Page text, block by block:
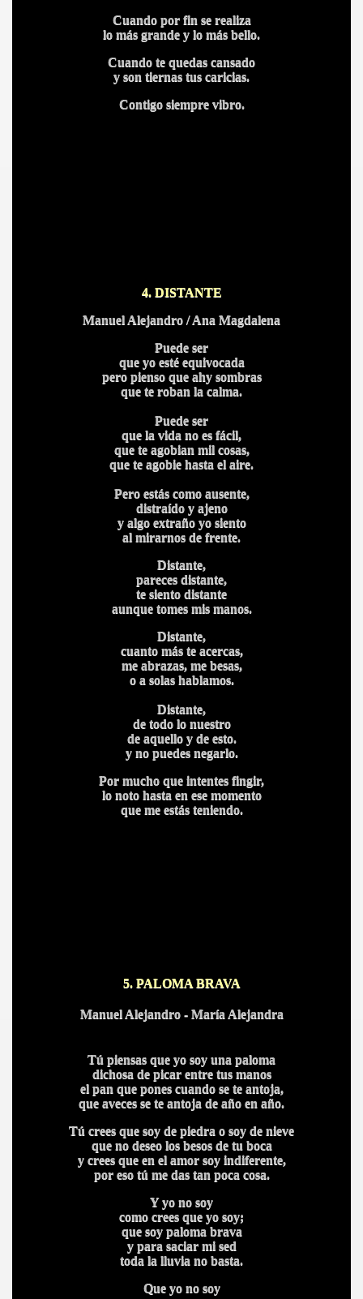
Cuando por fin se realiza
lo más grande y lo más bello.
Cuando te quedas cansado
y son tiernas tus caricias.
Contigo siempre vibro.
4. DISTANTE
Manuel Alejandro / Ana Magdalena
Puede ser
que yo esté equivocada
pero pienso que ahy sombras
que te roban la calma.
Puede ser
que la vida no es fácil,
que te agobian mil cosas,
que te agobie hasta el aire.
Pero estás como ausente,
distraído y ajeno
y algo extraño yo siento
al mirarnos de frente.
Distante,
pareces distante,
te siento distante
aunque tomes mis manos.
Distante,
cuanto más te acercas,
me abrazas, me besas,
o a solas hablamos.
Distante,
de todo lo nuestro
de aquello y de esto.
y no puedes negarlo.
Por mucho que intentes fingir,
lo noto hasta en ese momento
que me estás teniendo.
5. PALOMA BRAVA
Manuel Alejandro - María Alejandra
Tú piensas que yo soy una paloma
dichosa de picar entre tus manos
el pan que pones cuando se te antoja,
que aveces se te antoja de año en año.
Tú crees que soy de piedra o soy de nieve
que no deseo los besos de tu boca
y crees que en el amor soy indiferente,
por eso tú me das tan poca cosa.
Y yo no soy
como crees que yo soy;
que soy paloma brava
y para saciar mi sed
toda la lluvia no basta.
Que yo no soy